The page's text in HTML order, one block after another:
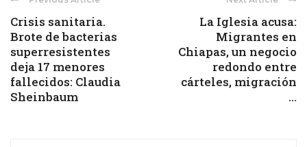
Crisis sanitaria.
Brote de bacterias
superresistentes
deja 17 menores
fallecidos: Claudia
Sheinbaum
La Iglesia acusa:
Migrantes en
Chiapas, un negocio
redondo entre
cárteles, migración
...